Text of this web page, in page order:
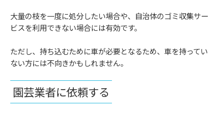
大量の枝を一度に処分したい場合や、自治体のゴミ収集サー
ビスを利用できない場合には有効です。
ただし、持ち込むために車が必要となるため、車を持ってい
ない方には不向きかもしれません。
園芸業者に依頼する